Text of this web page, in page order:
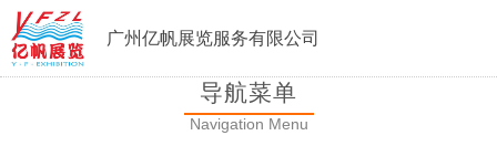
广州亿帆展览服务有限公司
导航菜单
Navigation Menu